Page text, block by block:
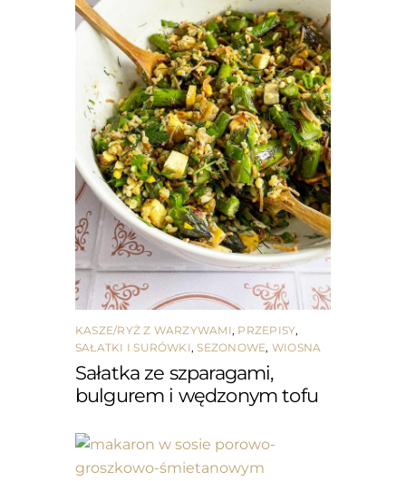
KASZE/RYŻ Z WARZYWAMI, PRZEPISY,
SAŁATKI I SURÓWKI,SEZONOWE, WIOSNA
Sałatka ze szparagami,
bulgurem i wędzonym tofu